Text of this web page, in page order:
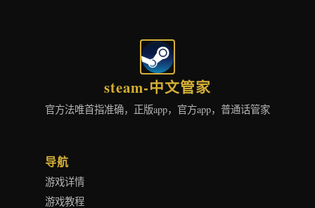
steam-中文管家
官方法唯首指准确，正版app，官方app，普通话管家
导航
游戏详情
游戏教程